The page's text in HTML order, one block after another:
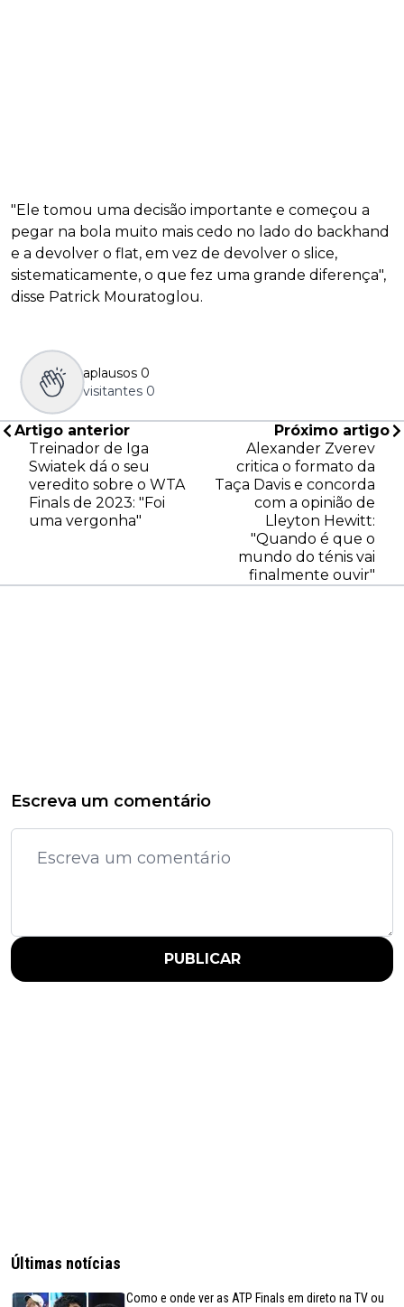
"Ele tomou uma decisão importante e começou a
pegar na bola muito mais cedo no lado do backhand
e a devolver o flat, em vez de devolver o slice,
sistematicamente, o que fez uma grande diferença",
disse Patrick Mouratoglou.
aplausos 0
visitantes 0
Artigo anterior
Treinador de Iga
Swiatek dá o seu
veredito sobre o WTA
Finals de 2023: "Foi
uma vergonha"
Próximo artigo
Alexander Zverev
critica o formato da
Taça Davis e concorda
com a opinião de
Lleyton Hewitt:
"Quando é que o
mundo do ténis vai
finalmente ouvir"
Escreva um comentário
PUBLICAR
Últimas notícias
Como e onde ver as ATP Finals em direto na TV ou